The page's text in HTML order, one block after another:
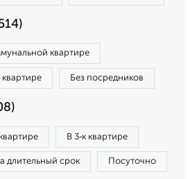
квартире
квартире Без посредников
В 3‑к квартире
длительный срок Посуточно